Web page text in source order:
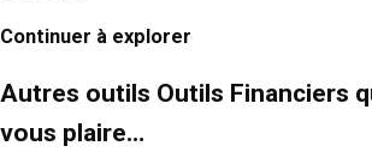
Continuer à explorer
Autres outils Outils Financiers
vous plaire…